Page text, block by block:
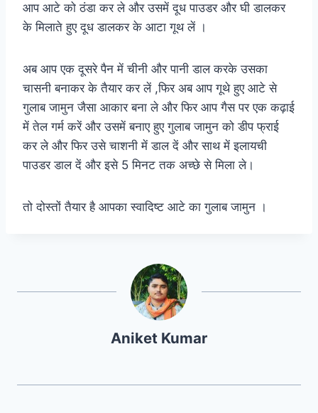
आप आटे को ठंडा कर ले और उसमें दूध पाउडर और घी डालकर
के मिलाते हुए दूध डालकर के आटा गूथ लें ।
अब आप एक दूसरे पैन में चीनी और पानी डाल करके उसका
चासनी बनाकर के तैयार कर लें ,फिर अब आप गूथे हुए आटे से
गुलाब जामुन जैसा आकार बना ले और फिर आप गैस पर एक कढ़ाई
में तेल गर्म करें और उसमें बनाए हुए गुलाब जामुन को डीप फ्राई
कर ले और फिर उसे चाशनी में डाल दें और साथ में इलायची
पाउडर डाल दें और इसे 5 मिनट तक अच्छे से मिला ले।
तो दोस्तों तैयार है आपका स्वादिष्ट आटे का गुलाब जामुन ।
Aniket Kumar